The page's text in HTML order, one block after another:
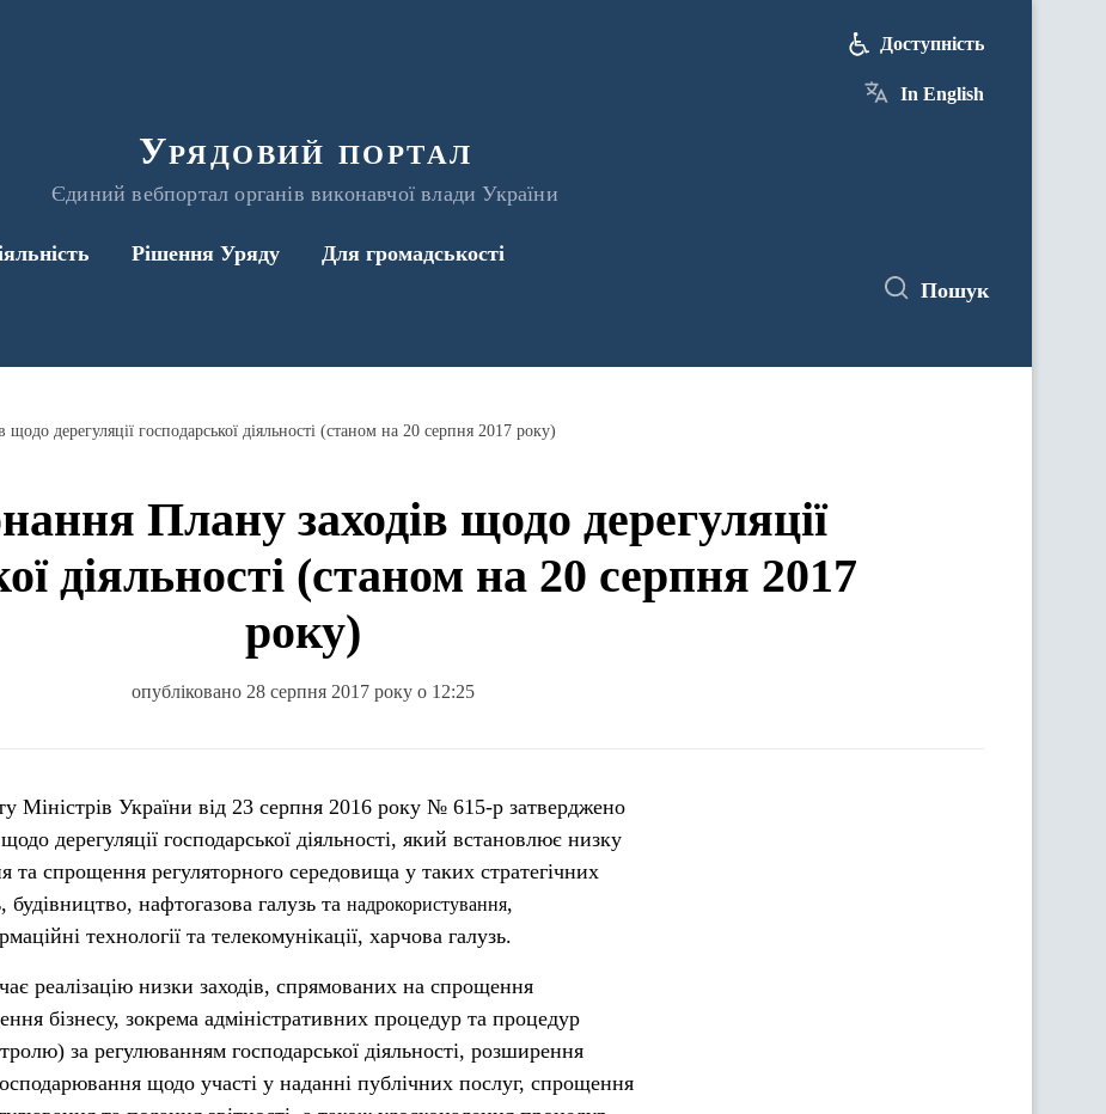
Урядовий портал
Єдиний вебпортал органів виконавчої влади України
Доступність
In English
Рішення Уряду Для громадськості
Пошук
дерегуляції господарської діяльності (станом на 20 серпня 2017 року)
Плану заходів щодо дерегуляції
діяльності (станом на 20 серпня 2017
року)
опубліковано 28 серпня 2017 року о 12:25
дерегуляції господарської діяльності, який встановлює низку
та спрощення регуляторного середовища у таких стратегічних
будівництво, нафтогазова галузь та надрокористування,
технології та телекомунікації, харчова галузь.
реалізацію низки заходів, спрямованих на спрощення
бізнесу, зокрема адміністративних процедур та процедур
за регулюванням господарської діяльності, розширення
щодо участі у наданні публічних послуг, спрощення